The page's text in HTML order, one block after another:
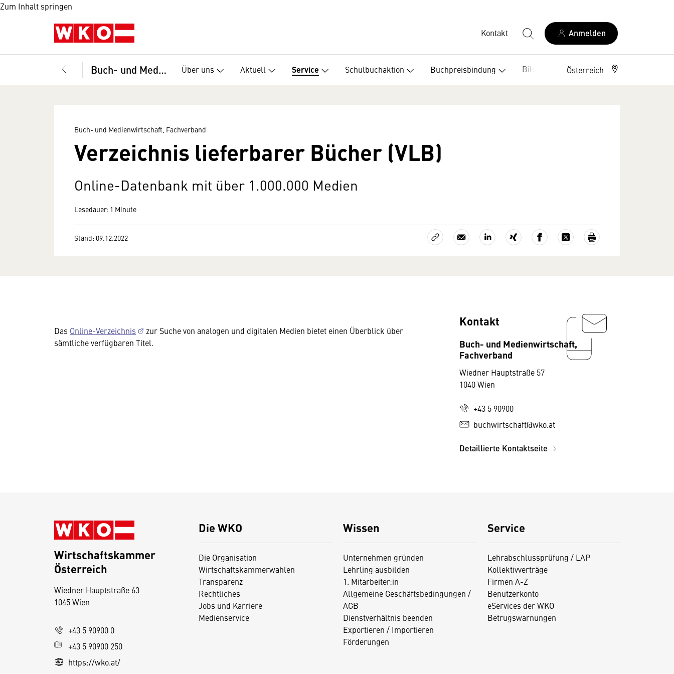
Zum Inhalt springen
Kontakt Anmelden
Buch- und Medienwirtschaft, Fachverband Über uns Aktuell Service Schulbuchaktion Buchpreisbindung Bildung Leseförderung
Österreich
Buch- und Medienwirtschaft, Fachverband
Verzeichnis lieferbarer Bücher (VLB)
Online-Datenbank mit über 1.000.000 Medien
Lesedauer: 1 Minute
Stand: 09.12.2022
Das Online-Verzeichnis
zur Suche von analogen und digitalen Medien bietet einen Überblick über
sämtliche verfügbaren Titel.
Kontakt
Buch- und Medienwirtschaft,
Fachverband
Wiedner Hauptstraße 57
1040 Wien
+43 5 90900
buchwirtschaft@wko.at
Detaillierte Kontaktseite
Die WKO
Die Organisation
Wirtschaftskammerwahlen
Transparenz
Rechtliches
Jobs und Karriere
Medienservice
Wissen
Unternehmen gründen
Lehrling ausbilden
1. Mitarbeiter:in
Allgemeine Geschäftsbedingungen /
AGB
Dienstverhältnis beenden
Exportieren / Importieren
Förderungen
Service
Lehrabschlussprüfung / LAP
Kollektivverträge
Firmen A-Z
Benutzerkonto
eServices der WKO
Betrugswarnungen
Wirtschaftskammer
Österreich
Wiedner Hauptstraße 63
1045 Wien
+43 5 90900 0
+43 5 90900 250
https://wko.at/